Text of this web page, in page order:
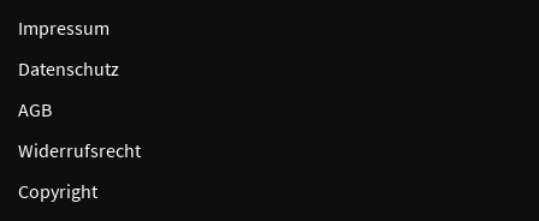
Impressum
Datenschutz
AGB
Widerrufsrecht
Copyright